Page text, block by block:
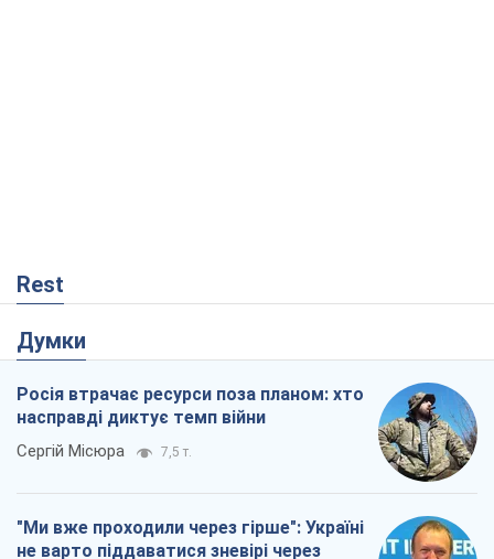
Rest
Думки
Росія втрачає ресурси поза планом: хто
насправді диктує темп війни
Сергій Місюра 7,5 т.
"Ми вже проходили через гірше": Україні
не варто піддаватися зневірі через